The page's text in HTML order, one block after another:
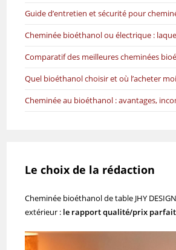
Guide d’entretien et sécurité pour
Cheminée bioéthanol ou électrique :
Comparatif des meilleures cheminées
Quel bioéthanol choisir et où l’acheter
Cheminée au bioéthanol : avantages,
Le choix de la rédaction
Cheminée bioéthanol de table JHY
extérieur : le rapport qualité/prix